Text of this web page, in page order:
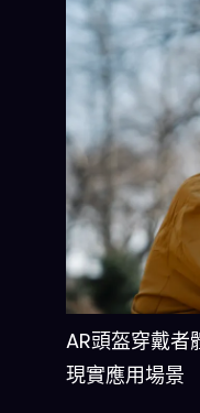
AR頭盔穿戴者
現實應用場景